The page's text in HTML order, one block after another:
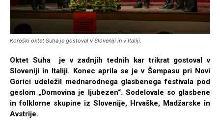
Koroški oktet Suha je gostoval v Sloveniji in v Italiji.
Oktet Suha je v zadnjih tednih kar trikrat gostoval v
Sloveniji in Italiji. Konec aprila se je v Šempasu pri Novi
Gorici udeležil mednarodnega glasbenega festivala pod
geslom „Domovina je ljubezen“. Sodelovale so glasbene
in folklorne skupine iz Slovenije, Hrvaške, Madžarske in
Avstrije.